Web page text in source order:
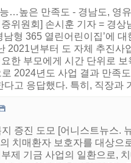
…높은 만족도 - 경남도, 영
위원회] 손시훈 기자 = 경상
형 365 열린어린이집’에
2021년부터 도 자체 추진사
한 부모에게 시간 단위로
2024년도 사업 결과 만족
고 응답했다. 특히, 직장과
증진 도모 [어니스트뉴스.
치매환자 보호자를 대상으
제 기금 사업의 일환으로,